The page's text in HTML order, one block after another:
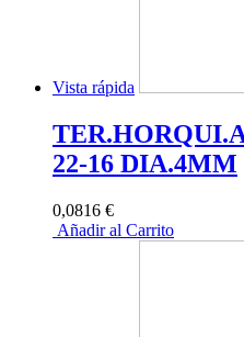
Vista rápida
22-16 DIA.4MM
0,0816 €
Añadir al Carrito